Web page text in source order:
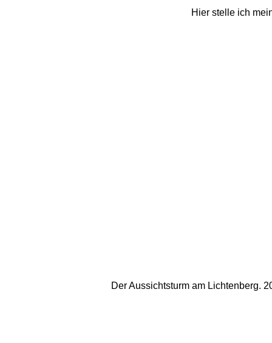
Hier stelle ich
Der Aussichtsturm am Lichtenberg.